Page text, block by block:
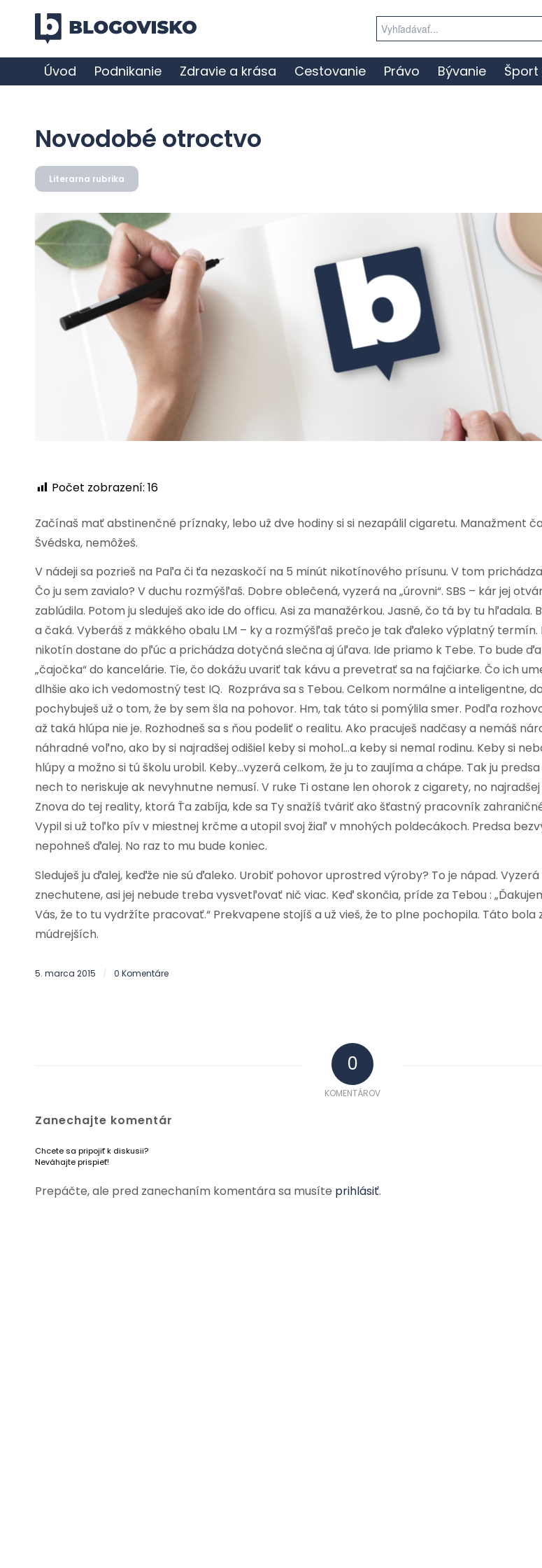
for:
Úvod Podnikanie Zdravie a krása Cestovanie Právo Bývanie Šport
Novodobé otroctvo
Literarna rubrika
Počet zobrazení: 16
Začínaš mať abstinenčné príznaky, lebo už dve hodiny si si nezapálil cigaretu. Manažment
Švédska, nemôžeš.
V nádeji sa pozrieš na Paľa či ťa nezaskočí na 5 minút nikotínového prísunu. V tom
Čo ju sem zavialo? V duchu rozmýšľaš. Dobre oblečená, vyzerá na „úrovni“. SBS – kár jej
zablúdila. Potom ju sleduješ ako ide do officu. Asi za manažérkou. Jasné, čo tá by tu hľadala.
a čaká. Vyberáš z mäkkého obalu LM – ky a rozmýšľaš prečo je tak ďaleko výplatný termín.
nikotín dostane do pľúc a prichádza dotyčná slečna aj úľava. Ide priamo k Tebe. To bude
„čajočka“ do kancelárie. Tie, čo dokážu uvariť tak kávu a prevetrať sa na fajčiarke. Čo ich
dlhšie ako ich vedomostný test IQ. Rozpráva sa s Tebou. Celkom normálne a inteligentne,
pochybuješ už o tom, že by sem šla na pohovor. Hm, tak táto si pomýlila smer. Podľa
až taká hlúpa nie je. Rozhodneš sa s ňou podeliť o realitu. Ako pracuješ nadčasy a nemáš
náhradné voľno, ako by si najradšej odišiel keby si mohol…a keby si nemal rodinu. Keby si
hlúpy a možno si tú školu urobil. Keby…vyzerá celkom, že ju to zaujíma a chápe. Tak ju
nech to neriskuje ak nevyhnutne nemusí. V ruke Ti ostane len ohorok z cigarety, no
Znova do tej reality, ktorá Ťa zabíja, kde sa Ty snažíš tváriť ako šťastný pracovník
Vypil si už toľko pív v miestnej krčme a utopil svoj žiaľ v mnohých poldecákoch. Predsa
nepohneš ďalej. No raz to mu bude koniec.
Sleduješ ju ďalej, keďže nie sú ďaleko. Urobiť pohovor uprostred výroby? To je nápad.
znechutene, asi jej nebude treba vysvetľovať nič viac. Keď skončia, príde za Tebou :
Vás, že to tu vydržíte pracovať.“ Prekvapene stojíš a už vieš, že to plne pochopila. Táto bola
múdrejších.
5. marca 2015 / 0 Komentáre
0
KOMENTÁROV
Zanechajte komentár
Chcete sa pripojiť k diskusii?
Neváhajte prispieť!
Prepáčte, ale pred zanechaním komentára sa musíte prihlásiť.